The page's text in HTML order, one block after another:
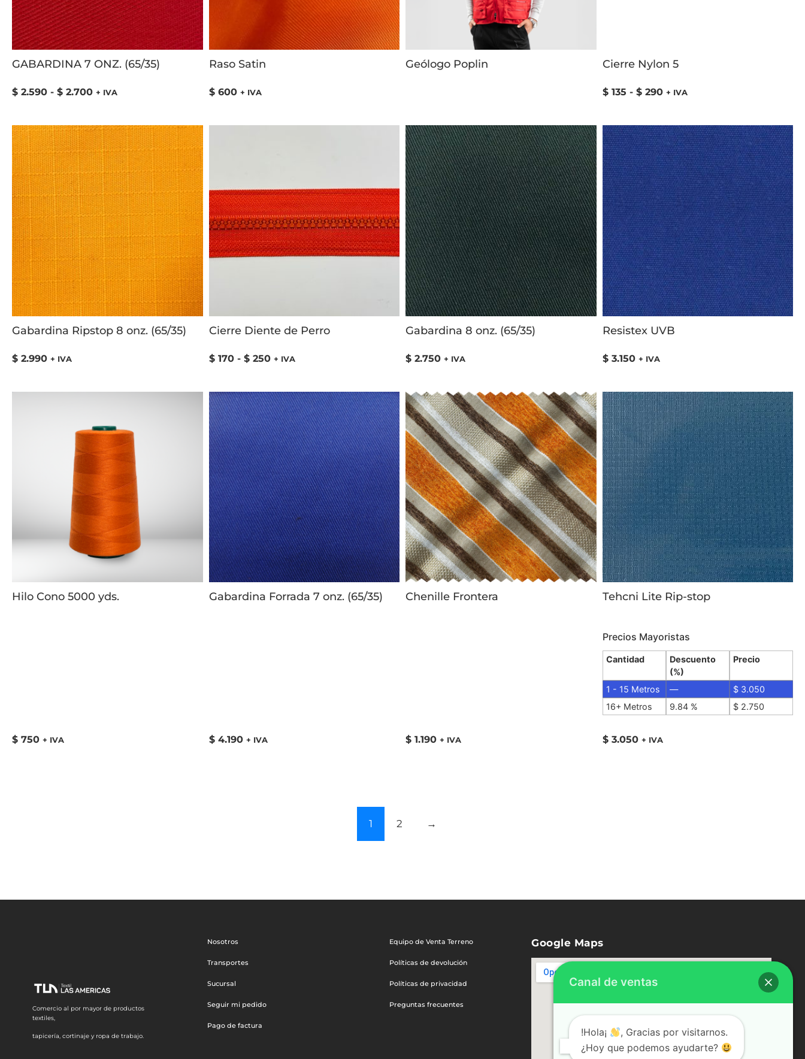
GABARDINA 7 ONZ. (65/35)
$ 2.590 - $ 2.700 + IVA
Raso Satin
$600 + IVA
Geólogo Poplin Cierre Nylon 5
$135 - $290 + IVA
Gabardina Ripstop 8 onz. (65/35)
$ 2.990 + IVA
Cierre Diente de Perro
$170 - $250 + IVA
Gabardina 8 onz. (65/35)
$ 2.750 + IVA
Resistex UVB
$3.150 + IVA
Hilo Cono 5000 yds.
$ 750 + IVA
Gabardina Forrada 7 onz. (65/35)
$4.190 + IVA
Chenille Frontera
$ 1.190 + IVA
Tehcni Lite Rip-stop
Precios Mayoristas
Cantidad
Descuento
(%)
Precio
1 - 15 Metros — $3.050
16+ Metros
9.84 % $2.750
$3.050 + IVA
1 2 →
Comercio al por mayor de productos
textiles,
tapicería, cortinaje y ropa de trabajo.
Nosotros
Transportes
Sucursal
Seguir mi pedido
Pago de factura
Equipo de Venta Terreno
Políticas de devolución
Políticas de privacidad
Preguntas frecuentes
Google Maps
Canal de ventas
!Hola¡
, Gracias por visitarnos.
¿Hoy que podemos ayudarte?